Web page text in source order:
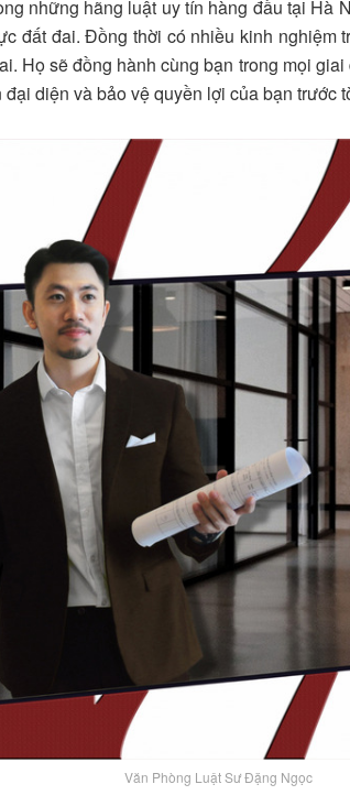
những hãng luật uy tín hàng đầu tại
đất đai. Đồng thời có nhiều kinh nghiệm
Họ sẽ đồng hành cùng bạn trong mọi
diện và bảo vệ quyền lợi của bạn trước
Văn Phòng Luật Sư Đặng Ngọc